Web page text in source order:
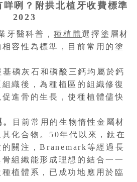
咧？附拱北植牙收費標準
2023
牙醫科普，種植體選擇塗層材
容性為標準，目前常用的塗
基磷灰石和磷酸三鈣均屬於鈣
織後，為種植區的組織修復
進骨的生長，使種植體儘快
目前常用的生物惰性金屬材
化合物。50年代以來，鈦在
關注，Branemark等經過長
組織能形成理想的結合一一
植體系，已成功地應用於臨